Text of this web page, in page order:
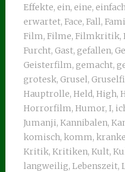
Effekte, ein, eine,
erwartet, Face, Fall,
Film, Filme, Filmkritik,
Furcht, Gast, gefallen,
Geisterfilm, gemacht,
grotesk, Grusel,
Hauptrolle, Held, High,
Horrorfilm, Humor, I,
Jumanji, Kannibalen,
komisch, komm,
Kritik, Kritiken, Kult,
langweilig, Lebenszeit,